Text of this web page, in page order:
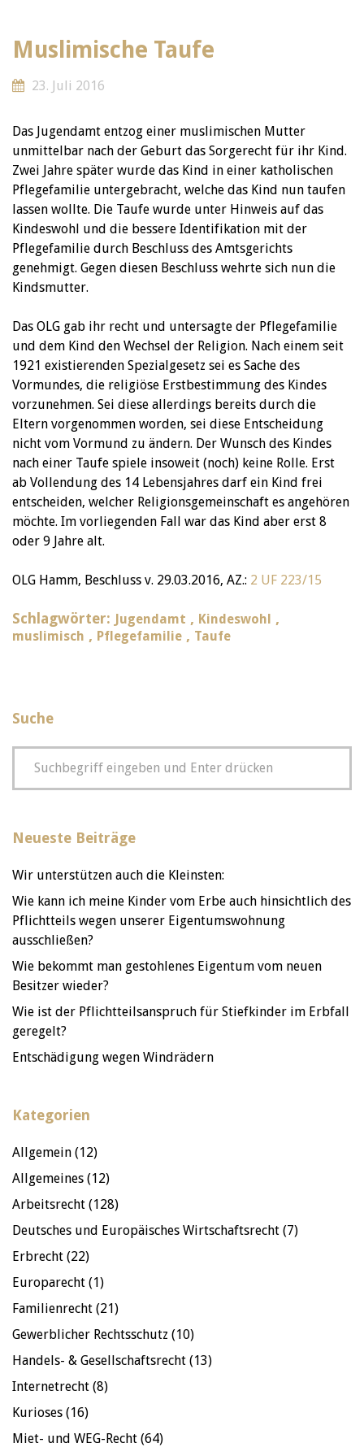
Muslimische Taufe
23. Juli 2016
Das Jugendamt entzog einer muslimischen Mutter
unmittelbar nach der Geburt das Sorgerecht für ihr Kind.
Zwei Jahre später wurde das Kind in einer katholischen
Pflegefamilie untergebracht, welche das Kind nun taufen
lassen wollte. Die Taufe wurde unter Hinweis auf das
Kindeswohl und die bessere Identifikation mit der
Pflegefamilie durch Beschluss des Amtsgerichts
genehmigt. Gegen diesen Beschluss wehrte sich nun die
Kindsmutter.
Das OLG gab ihr recht und untersagte der Pflegefamilie
und dem Kind den Wechsel der Religion. Nach einem seit
1921 existierenden Spezialgesetz sei es Sache des
Vormundes, die religiöse Erstbestimmung des Kindes
vorzunehmen. Sei diese allerdings bereits durch die
Eltern vorgenommen worden, sei diese Entscheidung
nicht vom Vormund zu ändern. Der Wunsch des Kindes
nach einer Taufe spiele insoweit (noch) keine Rolle. Erst
ab Vollendung des 14 Lebensjahres darf ein Kind frei
entscheiden, welcher Religionsgemeinschaft es angehören
möchte. Im vorliegenden Fall war das Kind aber erst 8
oder 9 Jahre alt.
OLG Hamm, Beschluss v. 29.03.2016, AZ.: 2 UF 223/15
Schlagwörter: Jugendamt , Kindeswohl ,
muslimisch , Pflegefamilie , Taufe
Suche
Neueste Beiträge
Wir unterstützen auch die Kleinsten:
Wie kann ich meine Kinder vom Erbe auch hinsichtlich des
Pflichtteils wegen unserer Eigentumswohnung
ausschließen?
Wie bekommt man gestohlenes Eigentum vom neuen
Besitzer wieder?
Wie ist der Pflichtteilsanspruch für Stiefkinder im Erbfall
geregelt?
Entschädigung wegen Windrädern
Kategorien
Allgemein (12)
Allgemeines (12)
Arbeitsrecht (128)
Deutsches und Europäisches Wirtschaftsrecht (7)
Erbrecht (22)
Europarecht (1)
Familienrecht (21)
Gewerblicher Rechtsschutz (10)
Handels- & Gesellschaftsrecht (13)
Internetrecht (8)
Kurioses (16)
Miet- und WEG-Recht (64)